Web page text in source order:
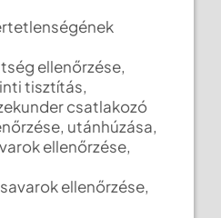
ellenőrzése,
tisztítás,
csatlakozó
utánhúzása,
ellenőrzése,
ellenőrzése,